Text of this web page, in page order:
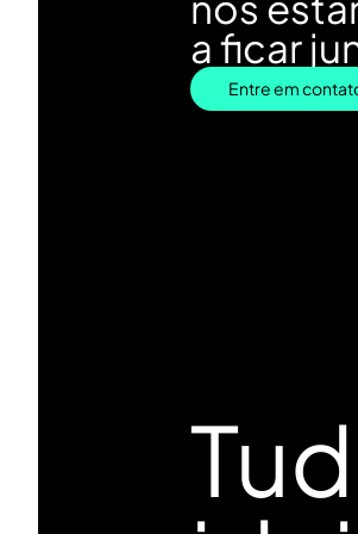
a ficar
Entre em
Entre em